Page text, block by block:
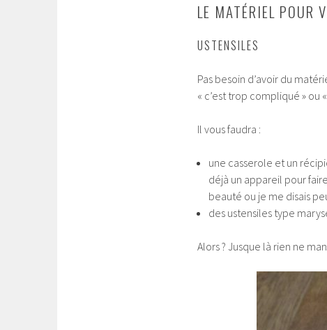
LE MATÉRIEL POUR
USTENSILES
Pas besoin d’avoir du
« c’est trop compliqué » ou
Il vous faudra :
une casserole et un
déjà un appareil pour
beauté ou je me disais
des ustensiles type
Alors ? Jusque là rien ne